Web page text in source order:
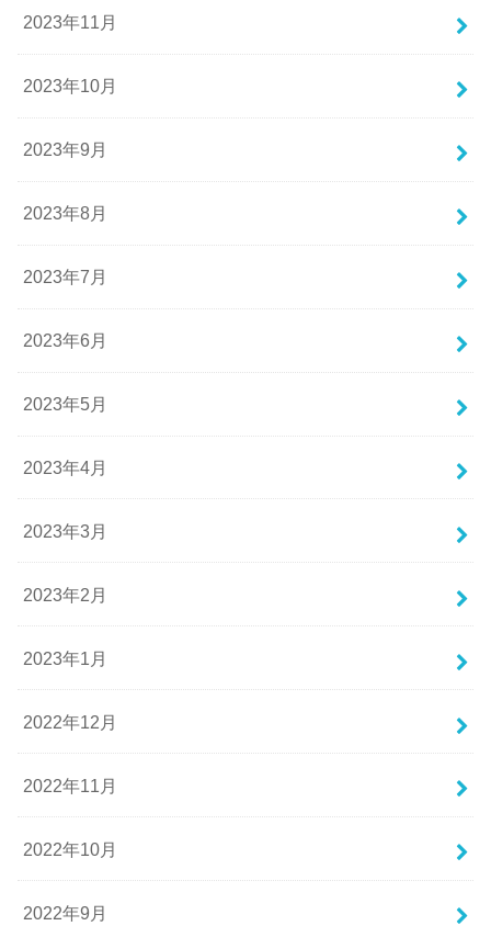
2023年11月
2023年10月
2023年9月
2023年8月
2023年7月
2023年6月
2023年5月
2023年4月
2023年3月
2023年2月
2023年1月
2022年12月
2022年11月
2022年10月
2022年9月